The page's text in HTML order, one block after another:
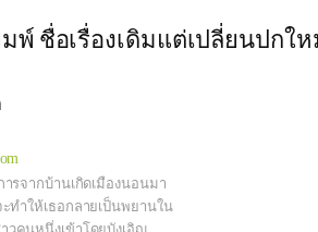
พ์ ชื่อเรื่องเดิมแต่เปลี่ยนปกใ
รจากบ้านเกิดเมืองนอนมา
ะทำให้เธอกลายเป็นพยานใน